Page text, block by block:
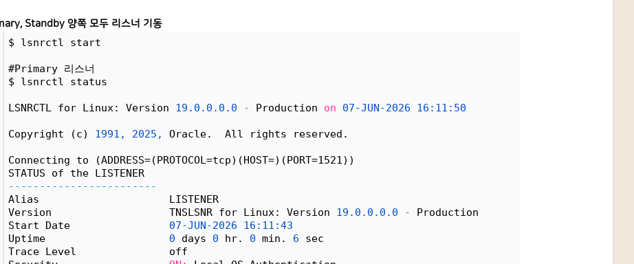
Standby 양쪽 모두 리스너 기동
$ lsnrctl start
#Primary 리스너
$ lsnrctl status
LSNRCTL for Linux: Version 19.0.0.0.0 - Production on 07-JUN-2026 16:11:50
Copyright (c) 1991, 2025, Oracle.  All rights reserved.
Connecting to (ADDRESS=(PROTOCOL=tcp)(HOST=)(PORT=1521))
STATUS of the LISTENER
------------------------
Alias                     LISTENER
Version                   TNSLSNR for Linux: Version 19.0.0.0.0 -
Production
Start Date 07-JUN-2026
16:11:43
Uptime 0 days 0 hr. 0 min. 6 sec
Trace Level               off